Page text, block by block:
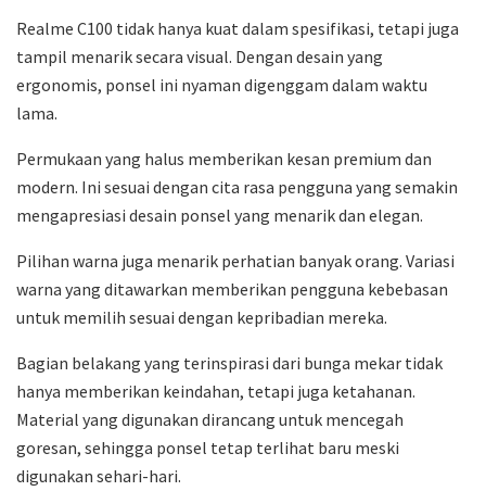
Realme C100 tidak hanya kuat dalam spesifikasi, tetapi juga
tampil menarik secara visual. Dengan desain yang
ergonomis, ponsel ini nyaman digenggam dalam waktu
lama.
Permukaan yang halus memberikan kesan premium dan
modern. Ini sesuai dengan cita rasa pengguna yang semakin
mengapresiasi desain ponsel yang menarik dan elegan.
Pilihan warna juga menarik perhatian banyak orang. Variasi
warna yang ditawarkan memberikan pengguna kebebasan
untuk memilih sesuai dengan kepribadian mereka.
Bagian belakang yang terinspirasi dari bunga mekar tidak
hanya memberikan keindahan, tetapi juga ketahanan.
Material yang digunakan dirancang untuk mencegah
goresan, sehingga ponsel tetap terlihat baru meski
digunakan sehari-hari.